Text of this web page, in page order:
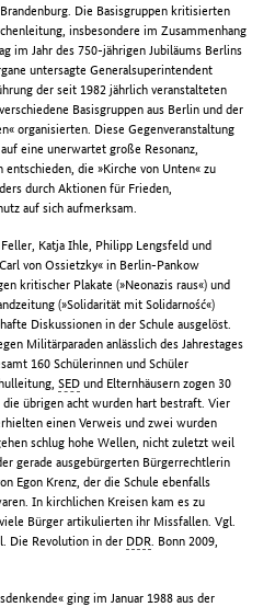
Die Basisgruppen kritisierten
insbesondere im Zusammenhang
im Jahr des 750-jährigen Jubiläums Berlins
untersagte Generalsuperintendent
der seit 1982 jährlich veranstalteten
Basisgruppen aus Berlin und der
organisierten. Diese Gegenveranstaltung
eine unerwartet große Resonanz,
die »Kirche von Unten« zu
durch Aktionen für Frieden,
auf sich aufmerksam.
Katja Ihle, Philipp Lengsfeld und
von Ossietzky« in Berlin-Pankow
kritischer Plakate (»Neonazis raus«) und
(»Solidarität mit Solidarność«)
Diskussionen in der Schule ausgelöst.
Militärparaden anlässlich des Jahrestages
160 Schülerinnen und Schüler
SED und Elternhäusern zogen 30
übrigen acht wurden hart bestraft. Vier
einen Verweis und zwei wurden
schlug hohe Wellen, nicht zuletzt weil
gerade ausgebürgerten Bürgerrechtlerin
Egon Krenz, der die Schule ebenfalls
In kirchlichen Kreisen kam es zu
Bürger artikulierten ihr Missfallen. Vgl.
Die Revolution in der DDR . Bonn 2009,
ging im Januar 1988 aus der